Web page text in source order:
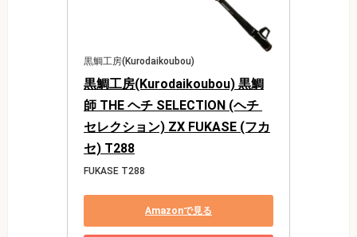
黒鯛工房(Kurodaikoubou)
黒鯛工房(Kurodaikoubou) 黒鯛
師 THE ヘチ SELECTION (ヘチ
セレクション) ZX FUKASE (フカ
セ) T288
FUKASE T288
Amazonで見る